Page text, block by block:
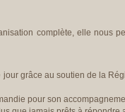
complète, elle nous
grâce au soutien de la
pour son